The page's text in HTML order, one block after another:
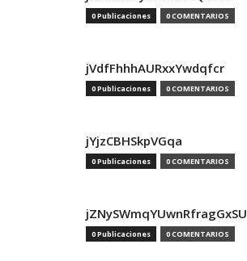
0 Publicaciones 0 COMENTARIOS
jVdfFhhhAURxxYwdqfcr
0 Publicaciones 0 COMENTARIOS
jYjzCBHSkpVGqa
0 Publicaciones 0 COMENTARIOS
jZNySWmqYUwnRfragGxSU
0 Publicaciones 0 COMENTARIOS